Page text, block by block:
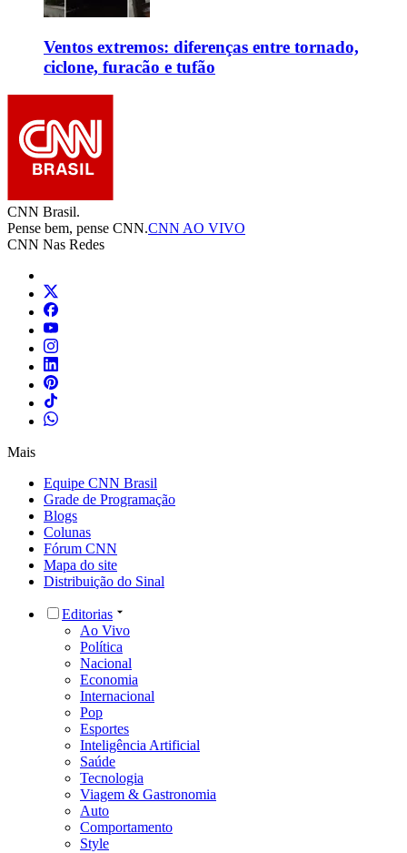
Ventos extremos: diferenças entre tornado,
ciclone, furacão e tufão
CNN Brasil.
Pense bem, pense CNN.CNN AO VIVO
CNN Nas Redes
Mais
Equipe CNN Brasil
Grade de Programação
Blogs
Colunas
Fórum CNN
Mapa do site
Distribuição do Sinal
Editorias
Ao Vivo
Política
Nacional
Economia
Internacional
Pop
Esportes
Inteligência Artificial
Saúde
Tecnologia
Viagem & Gastronomia
Auto
Comportamento
Style